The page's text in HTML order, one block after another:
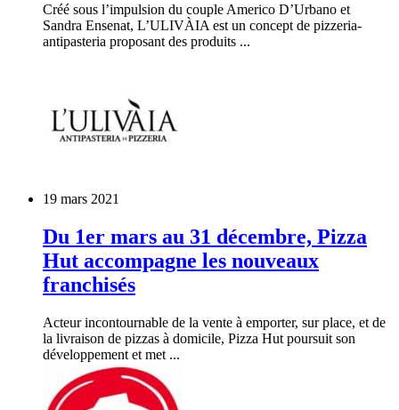
Créé sous l’impulsion du couple Americo D’Urbano et
Sandra Ensenat, L’ULIVÀIA est un concept de pizzeria-
antipasteria proposant des produits ...
19 mars 2021
Du 1er mars au 31 décembre, Pizza
Hut accompagne les nouveaux
franchisés
Acteur incontournable de la vente à emporter, sur place, et de
la livraison de pizzas à domicile, Pizza Hut poursuit son
développement et met ...